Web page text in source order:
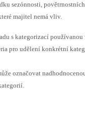
sezónnosti, povětrnostních
majitel nemá vliv.
s kategorizací používanou
pro udělení konkrétní
označovat